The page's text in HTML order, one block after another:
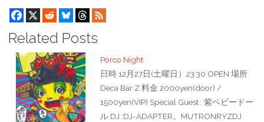
Related Posts
Porco Night
日時 12月27日(土曜日）23:30 OPEN 場所
Deca Bar Z 料金 2000yen(door) /
1500yen(VIP) Special Guest : 紫ベビードー
ル DJ :DJ-ADAPTER。MUTRONRYZDJ